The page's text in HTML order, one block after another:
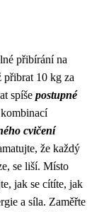
přibírání na
přibrat 10 kg za
spíše postupné
cvičení
že každý
se liší. Místo
jak se cítíte, jak
a síla. Zaměřte